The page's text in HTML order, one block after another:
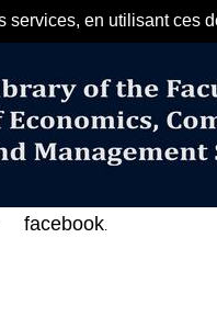
services, en utilisant ces
في الفهرس
facebook.